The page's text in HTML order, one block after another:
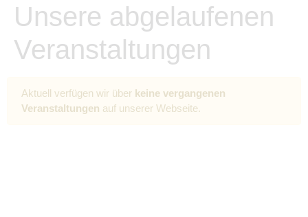
Unsere abgelaufenen
Veranstaltungen
Aktuell verfügen wir über keine vergangenen
Veranstaltungen auf unserer Webseite.